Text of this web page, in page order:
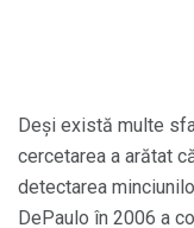
Deși există multe
cercetarea a arătat
detectarea
DePaulo în 2006 a